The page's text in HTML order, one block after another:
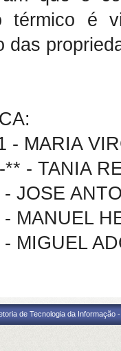
térmico é
das
- MARIA
- TANIA
JOSE
MANUEL
MIGUEL
de Tecnologia da